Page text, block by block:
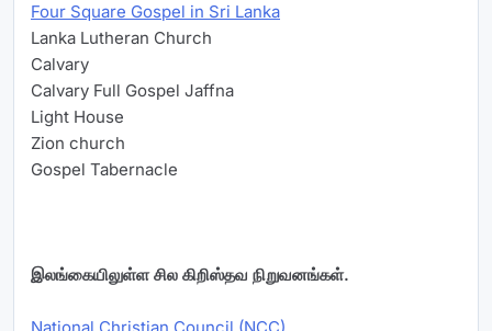
Four Square Gospel in Sri Lanka
Lanka Lutheran Church
Calvary
Calvary Full Gospel Jaffna
Light House
Zion church
Gospel Tabernacle
இலங்கையிலுள்ள சில கிறிஸ்தவ நிறுவனங்கள்.